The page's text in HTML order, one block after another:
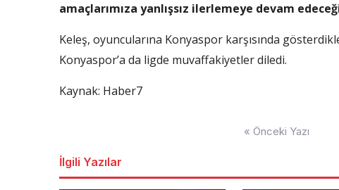
amaçlarımıza yanlışsız ilerlemeye devam
Keleş, oyuncularına Konyaspor karşısında
Konyaspor’a da ligde muvaffakiyetler diledi.
Kaynak: Haber7
« Önceki Yazı
İlgili Yazılar